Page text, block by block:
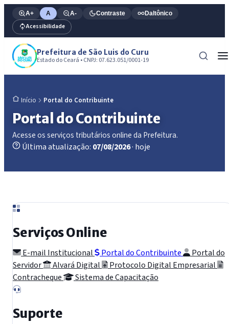
A+ A A- Contraste Daltônico
Acessibilidade
Prefeitura de São Luis do Curu
Estado do Ceará • CNPJ: 07.623.051/0001-19
Início Portal do Contribuinte
Portal do Contribuinte
Acesse os serviços tributários online da Prefeitura.
Última atualização: 07/08/2026· hoje
Serviços Online
E-mail Institucional Portal do Contribuinte
Portal do
Servidor
Alvará Digital
Protocolo Digital Empresarial
Contracheque
Sistema de Capacitação
Suporte